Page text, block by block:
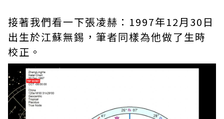
接著我們看一下張凌赫：1997年12月30日
出生於江蘇無錫，筆者同樣為他做了生時
校正。